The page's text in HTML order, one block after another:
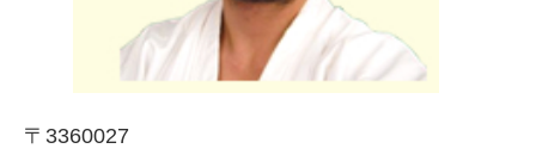
〒3360027